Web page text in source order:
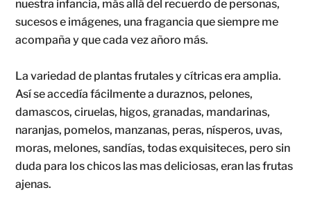
nuestra infancia, más allá del recuerdo de personas,
sucesos e imágenes, una fragancia que siempre me
acompaña y que cada vez añoro más.
La variedad de plantas frutales y cítricas era amplia.
Así se accedía fácilmente a duraznos, pelones,
damascos, ciruelas, higos, granadas, mandarinas,
naranjas, pomelos, manzanas, peras, nísperos, uvas,
moras, melones, sandías, todas exquisiteces, pero sin
duda para los chicos las mas deliciosas, eran las frutas
ajenas.